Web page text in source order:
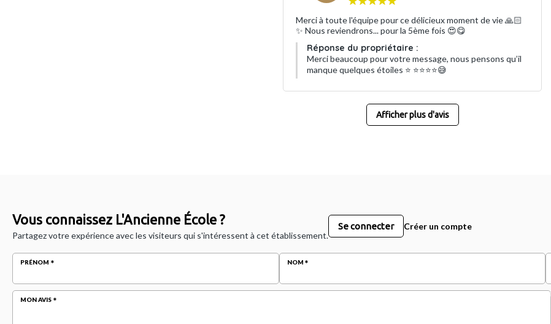
Merci à toute l'équipe pour ce délicieux moment de vie 🙏🏻
✨️ Nous reviendrons... pour la 5ème fois 😍😋
Réponse du propriétaire :
Merci beaucoup pour votre message, nous pensons qu’il
manque quelques étoiles ⭐️ ⭐️⭐️⭐️⭐️😅
Afficher plus d'avis
Vous connaissez L'Ancienne École ?
Partagez votre expérience avec les visiteurs qui s'intéressent à cet établissement.
Se connecter Créer un compte
PRÉNOM NOM
MON AVIS